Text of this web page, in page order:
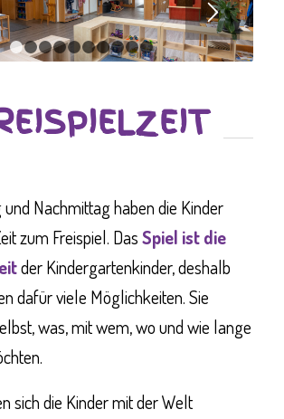
1 2 3 4 5 6 7 8 9 10
Nachmittag haben die Kinder
zum Freispiel. DasSpiel ist die
der Kindergartenkinder, deshalb
dafür viele Möglichkeiten. Sie
was, mit wem, wo und wie lange
sich die Kinder mit der Welt